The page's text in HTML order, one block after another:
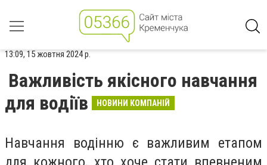
13:09, 15 жовтня 2024 р.
Важливість якісного навчання
для водіїв
НОВИНИ КОМПАНІЙ
Навчання водінню є важливим етапом